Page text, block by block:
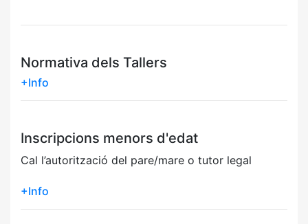
Normativa dels Tallers
+Info
Inscripcions menors d'edat
Cal l’autorització del pare/mare o tutor legal
+Info